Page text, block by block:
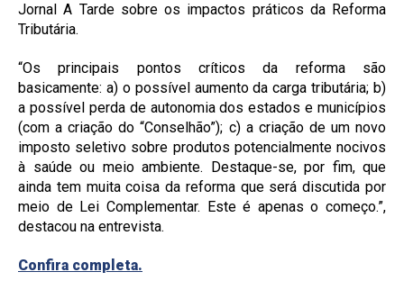
Jornal A Tarde sobre os impactos práticos da Reforma
Tributária.
“Os principais pontos críticos da reforma são
basicamente: a) o possível aumento da carga tributária; b)
a possível perda de autonomia dos estados e municípios
(com a criação do “Conselhão”); c) a criação de um novo
imposto seletivo sobre produtos potencialmente nocivos
à saúde ou meio ambiente. Destaque-se, por fim, que
ainda tem muita coisa da reforma que será discutida por
meio de Lei Complementar. Este é apenas o começo.”,
destacou na entrevista.
Confira completa.